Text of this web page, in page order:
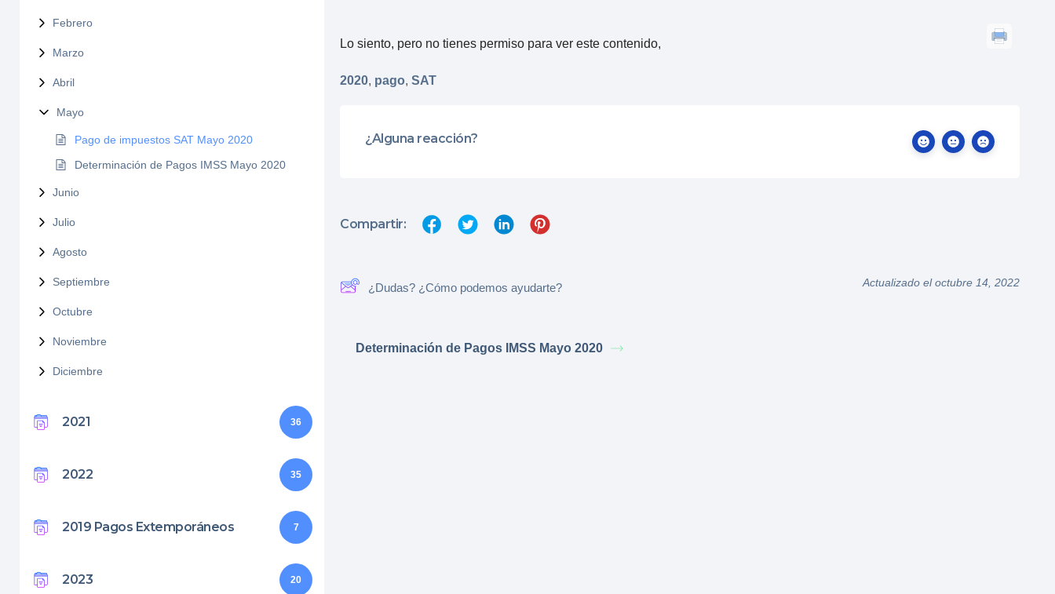
Febrero
Marzo
Abril
Mayo
Pago de impuestos SAT Mayo 2020
Determinación de Pagos IMSS Mayo 2020
Junio
Julio
Agosto
Septiembre
Octubre
Noviembre
Diciembre
2021 36
2022 35
2019 Pagos Extemporáneos 7
2023 20
Lo siento, pero no tienes permiso para ver este contenido,
2020, pago,SAT
¿Alguna reacción?
Compartir:
¿Dudas? ¿Cómo podemos ayudarte? Actualizado el octubre 14, 2022
Determinación de Pagos IMSS Mayo 2020